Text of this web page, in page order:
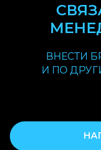
ВНЕСТИ
И ПО